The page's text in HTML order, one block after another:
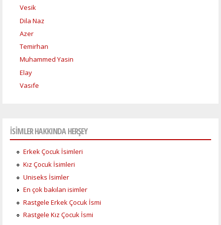
Vesik
Dila Naz
Azer
Temirhan
Muhammed Yasin
Elay
Vasıfe
İSİMLER HAKKINDA HERŞEY
Erkek Çocuk İsimleri
Kız Çocuk İsimleri
Uniseks İsimler
En çok bakılan isimler
Rastgele Erkek Çocuk İsmi
Rastgele Kız Çocuk İsmi